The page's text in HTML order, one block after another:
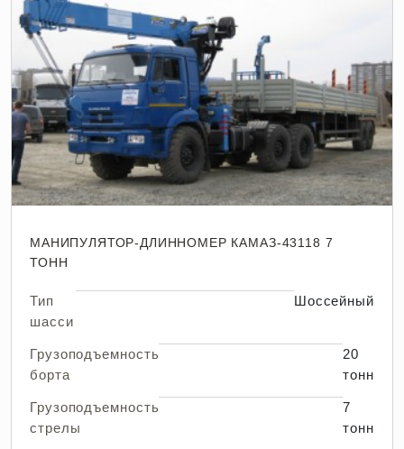
МАНИПУЛЯТОР-ДЛИННОМЕР КАМАЗ-43118 7
ТОНН
Тип
шасси
Шоссейный
Грузоподъемность
борта
20
тонн
Грузоподъемность
стрелы
7
тонн